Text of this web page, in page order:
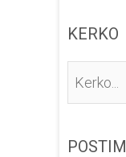
KERKO